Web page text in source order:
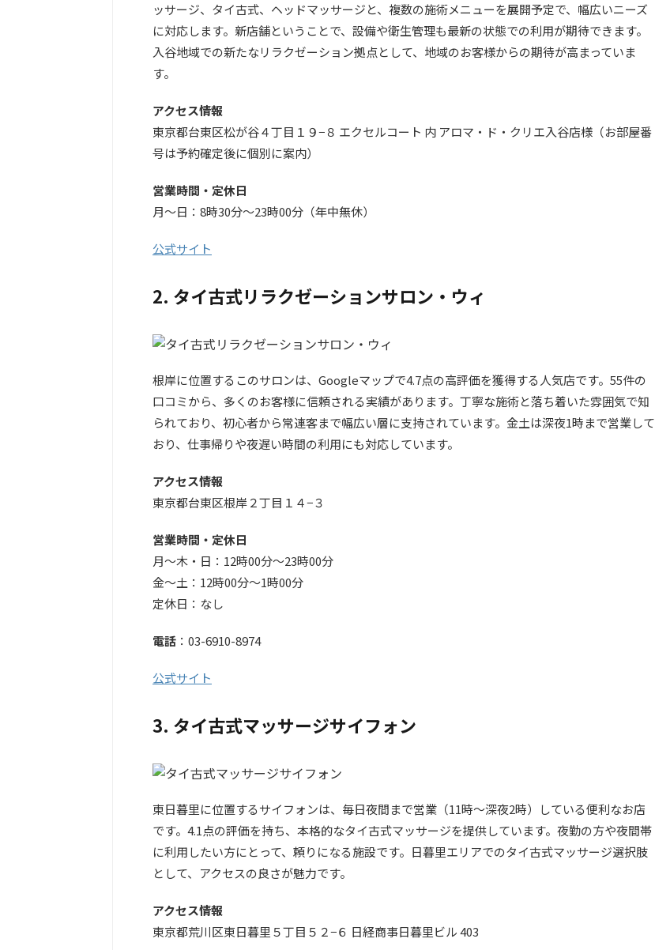
ッサージ、タイ古式、ヘッドマッサージと、複数の施術メニューを展開予定で、幅広いニーズ
に対応します。新店舗ということで、設備や衛生管理も最新の状態での利用が期待できます。
入谷地域での新たなリラクゼーション拠点として、地域のお客様からの期待が高まっていま
す。
アクセス情報
東京都台東区松が谷４丁目１９−８ エクセルコート 内 アロマ・ド・クリエ入谷店様（お部屋番
号は予約確定後に個別に案内）
営業時間・定休日
月～日：8時30分～23時00分（年中無休）
公式サイト
2. タイ古式リラクゼーションサロン・ウィ
根岸に位置するこのサロンは、Googleマップで4.7点の高評価を獲得する人気店です。55件の
口コミから、多くのお客様に信頼される実績があります。丁寧な施術と落ち着いた雰囲気で知
られており、初心者から常連客まで幅広い層に支持されています。金土は深夜1時まで営業して
おり、仕事帰りや夜遅い時間の利用にも対応しています。
アクセス情報
東京都台東区根岸２丁目１４−３
営業時間・定休日
月～木・日：12時00分～23時00分
金～土：12時00分～1時00分
定休日：なし
電話 ：03-6910-8974
公式サイト
3. タイ古式マッサージサイフォン
東日暮里に位置するサイフォンは、毎日夜間まで営業（11時～深夜2時）している便利なお店
です。4.1点の評価を持ち、本格的なタイ古式マッサージを提供しています。夜勤の方や夜間帯
に利用したい方にとって、頼りになる施設です。日暮里エリアでのタイ古式マッサージ選択肢
として、アクセスの良さが魅力です。
アクセス情報
東京都荒川区東日暮里５丁目５２−６ 日経商事日暮里ビル 403